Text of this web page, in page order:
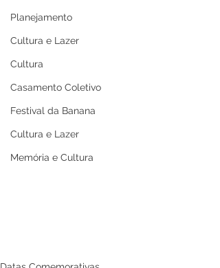
Planejamento
Cultura e Lazer
Cultura
Casamento Coletivo
Festival da Banana
Cultura e Lazer
Memória e Cultura